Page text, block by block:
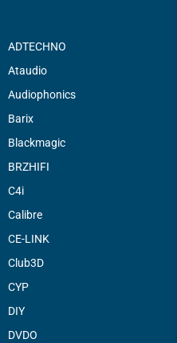
ADTECHNO
Ataudio
Audiophonics
Barix
Blackmagic
BRZHIFI
C4i
Calibre
CE-LINK
Club3D
CYP
DIY
DVDO